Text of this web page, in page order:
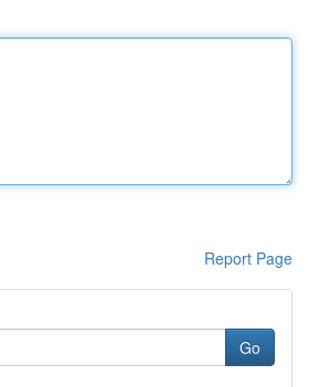
Report Page
Go